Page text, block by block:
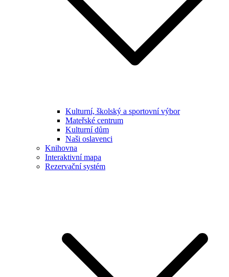
Kulturní, školský a sportovní výbor
Mateřské centrum
Kulturní dům
Naši oslavenci
Knihovna
Interaktivní mapa
Rezervační systém